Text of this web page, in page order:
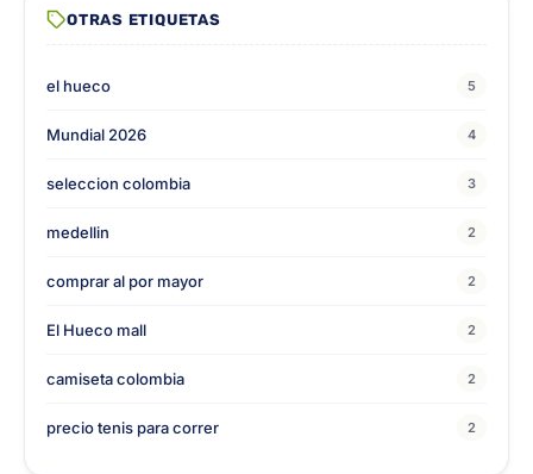
OTRAS ETIQUETAS
el hueco 5
Mundial 2026 4
seleccion colombia 3
medellin 2
comprar al por mayor 2
El Hueco mall 2
camiseta colombia 2
precio tenis para correr 2